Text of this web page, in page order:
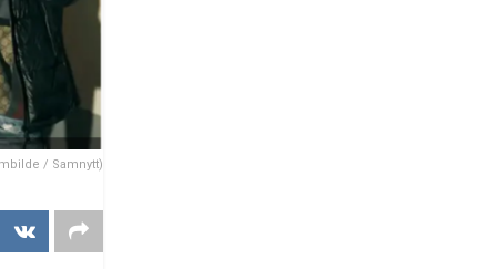
/ Samnytt)